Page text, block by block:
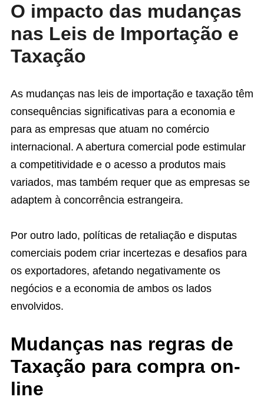
O impacto das mudanças
nas Leis de Importação e
Taxação
As mudanças nas leis de importação e taxação têm
consequências significativas para a economia e
para as empresas que atuam no comércio
internacional. A abertura comercial pode estimular
a competitividade e o acesso a produtos mais
variados, mas também requer que as empresas se
adaptem à concorrência estrangeira.
Por outro lado, políticas de retaliação e disputas
comerciais podem criar incertezas e desafios para
os exportadores, afetando negativamente os
negócios e a economia de ambos os lados
envolvidos.
Mudanças nas regras de
Taxação para compra on-
line